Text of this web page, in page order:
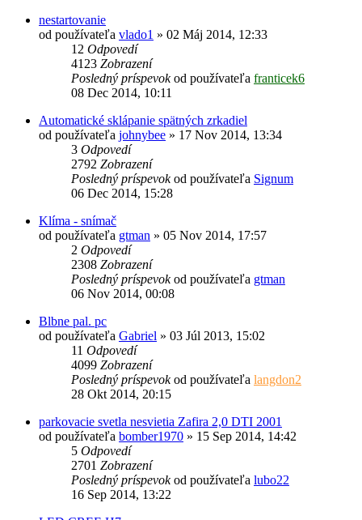
nestartovanie
od používateľa vlado1 » 02 Máj 2014, 12:33
12 Odpovedí
4123 Zobrazení
Posledný príspevokod používateľa franticek6
08 Dec 2014, 10:11
Automatické sklápanie spätných zrkadiel
od používateľa johnybee » 17 Nov 2014, 13:34
3 Odpovedí
2792 Zobrazení
Posledný príspevokod používateľa Signum
06 Dec 2014, 15:28
Klíma - snímač
od používateľa gtman » 05 Nov 2014, 17:57
2 Odpovedí
2308 Zobrazení
Posledný príspevokod používateľa gtman
06 Nov 2014, 00:08
Blbne pal. pc
od používateľa Gabriel » 03 Júl 2013, 15:02
11 Odpovedí
4099 Zobrazení
Posledný príspevokod používateľa langdon2
28 Okt 2014, 20:15
parkovacie svetla nesvietia Zafira 2,0 DTI 2001
od používateľa bomber1970 » 15 Sep 2014, 14:42
5 Odpovedí
2701 Zobrazení
Posledný príspevokod používateľa lubo22
16 Sep 2014, 13:22